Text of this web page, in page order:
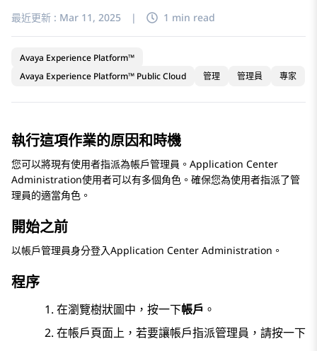
最近更新 : Mar 11, 2025 | 1 min read
Avaya Experience Platform™
Avaya Experience Platform™ Public Cloud
管理 管理員 專家
執行這項作業的原因和時機
您可以將現有使用者指派為帳戶管理員。 Application Center
Administration使用者可以有多個角色。確保您為使用者指派了管
理員的適當角色。
開始之前
以帳戶管理員身分登入Application Center Administration 。
程序
在瀏覽樹狀圖中，按一下帳戶 。
在帳戶頁面上，若要讓帳戶指派管理員，請按一下